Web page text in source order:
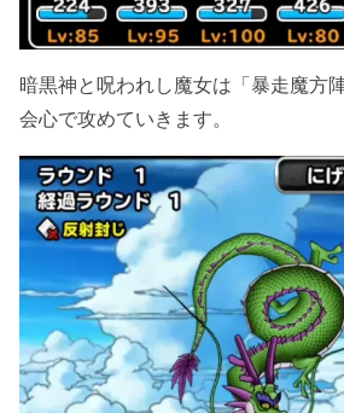
暗黒神と呪われし魔女は「暴走魔方
会心で攻めていきます。